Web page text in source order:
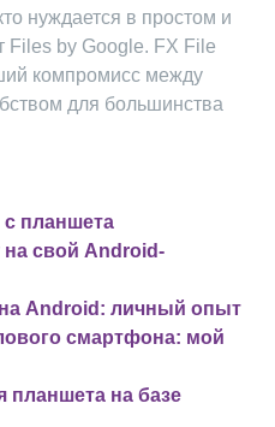
нуждается в простом и
Files by Google. FX File
компромисс между
для большинства
планшета
на свой Android-
Android: личный опыт
смартфона: мой
планшета на базе